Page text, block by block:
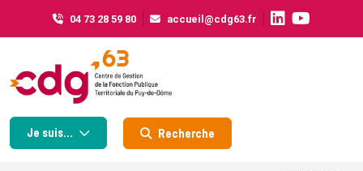
04 73 28 59 80 accueil@cdg63.fr
Je suis... Recherche
Cookies management panel